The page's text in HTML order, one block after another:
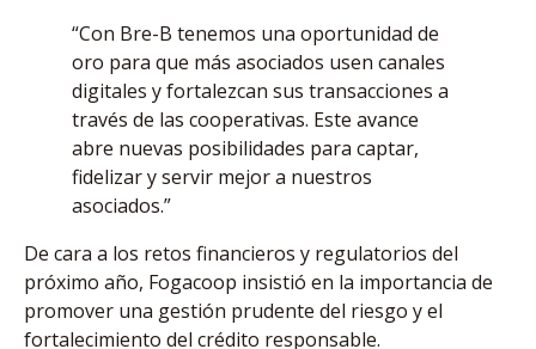
“Con Bre-B tenemos una oportunidad de
oro para que más asociados usen canales
digitales y fortalezcan sus transacciones a
través de las cooperativas. Este avance
abre nuevas posibilidades para captar,
fidelizar y servir mejor a nuestros
asociados.”
De cara a los retos financieros y regulatorios del
próximo año, Fogacoop insistió en la importancia de
promover una gestión prudente del riesgo y el
fortalecimiento del crédito responsable.